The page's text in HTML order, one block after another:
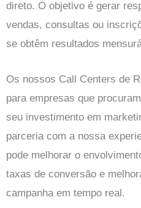
direto. O objetivo é gerar
vendas, consultas ou
se obtêm resultados
Os nossos Call Centers de
para empresas que
seu investimento em
parceria com a nossa
pode melhorar o
taxas de conversão e
campanha em tempo real.